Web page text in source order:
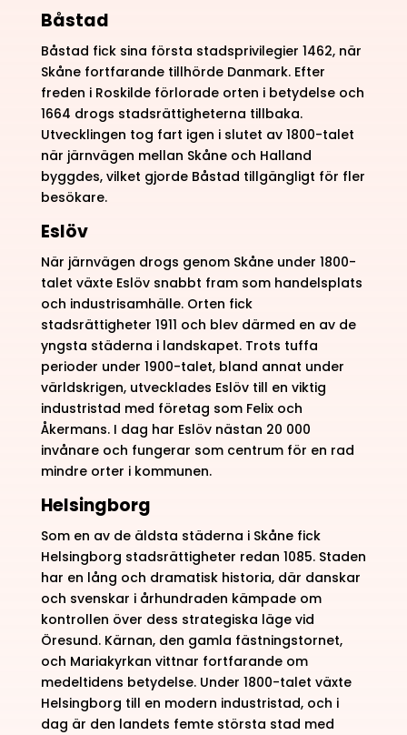
Båstad
Båstad fick sina första stadsprivilegier 1462, när
Skåne fortfarande tillhörde Danmark. Efter
freden i Roskilde förlorade orten i betydelse och
1664 drogs stadsrättigheterna tillbaka.
Utvecklingen tog fart igen i slutet av 1800-talet
när järnvägen mellan Skåne och Halland
byggdes, vilket gjorde Båstad tillgängligt för fler
besökare.
Eslöv
När järnvägen drogs genom Skåne under 1800-
talet växte Eslöv snabbt fram som handelsplats
och industrisamhälle. Orten fick
stadsrättigheter 1911 och blev därmed en av de
yngsta städerna i landskapet. Trots tuffa
perioder under 1900-talet, bland annat under
världskrigen, utvecklades Eslöv till en viktig
industristad med företag som Felix och
Åkermans. I dag har Eslöv nästan 20 000
invånare och fungerar som centrum för en rad
mindre orter i kommunen.
Helsingborg
Som en av de äldsta städerna i Skåne fick
Helsingborg stadsrättigheter redan 1085. Staden
har en lång och dramatisk historia, där danskar
och svenskar i århundraden kämpade om
kontrollen över dess strategiska läge vid
Öresund. Kärnan, den gamla fästningstornet,
och Mariakyrkan vittnar fortfarande om
medeltidens betydelse. Under 1800-talet växte
Helsingborg till en modern industristad, och i
dag är den landets femte största stad med